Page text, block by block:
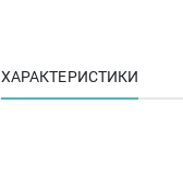
ХАРАКТЕРИСТИКИ